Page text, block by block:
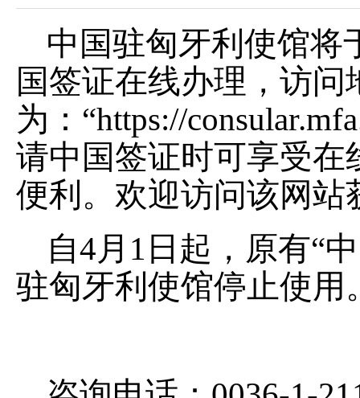
中国驻匈牙利使馆将
国签证在线办理，访问
为：“https://
请中国签证时可享受
便利。欢迎访问该网站
自4月1日起，原有“
驻匈牙利使馆停止使用